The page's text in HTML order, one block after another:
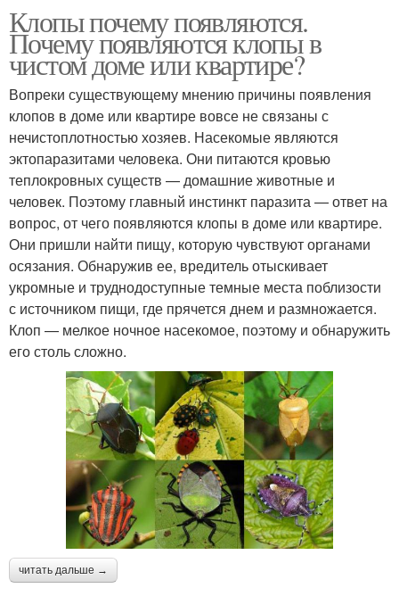
Клопы почему появляются.
Почему появляются клопы в
чистом доме или квартире?
Вопреки существующему мнению причины появления
клопов в доме или квартире вовсе не связаны с
нечистоплотностью хозяев. Насекомые являются
эктопаразитами человека. Они питаются кровью
теплокровных существ — домашние животные и
человек. Поэтому главный инстинкт паразита — ответ на
вопрос, от чего появляются клопы в доме или квартире.
Они пришли найти пищу, которую чувствуют органами
осязания. Обнаружив ее, вредитель отыскивает
укромные и труднодоступные темные места поблизости
с источником пищи, где прячется днем и размножается.
Клоп — мелкое ночное насекомое, поэтому и обнаружить
его столь сложно.
читать дальше →